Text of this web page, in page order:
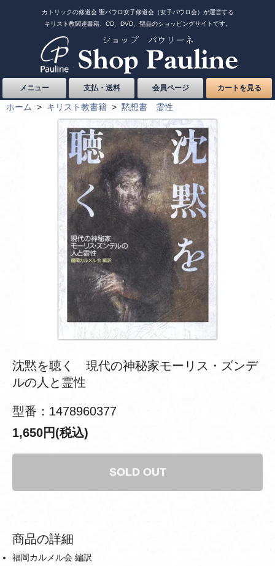
カトリックの修道会 聖パウロ女子修道会（女子パウロ会）が運営する
キリスト教関連書籍、CD、DVD、聖品のショッピングサイトです。
メニュー 支払・送料 会員ページ カートを見る
ホーム > キリスト教書籍 > 黙想書 霊性
沈黙を聴く 現代の神秘家モーリス・ズンデ
ルの人と霊性
型番：1478960377
1,650円(税込)
SOLD OUT
商品の詳細
福岡カルメル会 編訳